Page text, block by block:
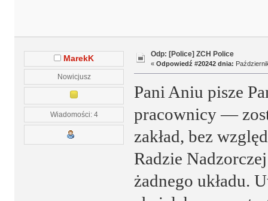
MarekK
Nowicjusz
Wiadomości: 4
Odp: [Police] ZCH Police
« Odpowiedź #20242 dnia:
Pani Aniu pisze
pracownicy —
zakład, bez
Radzie
żadnego układu.